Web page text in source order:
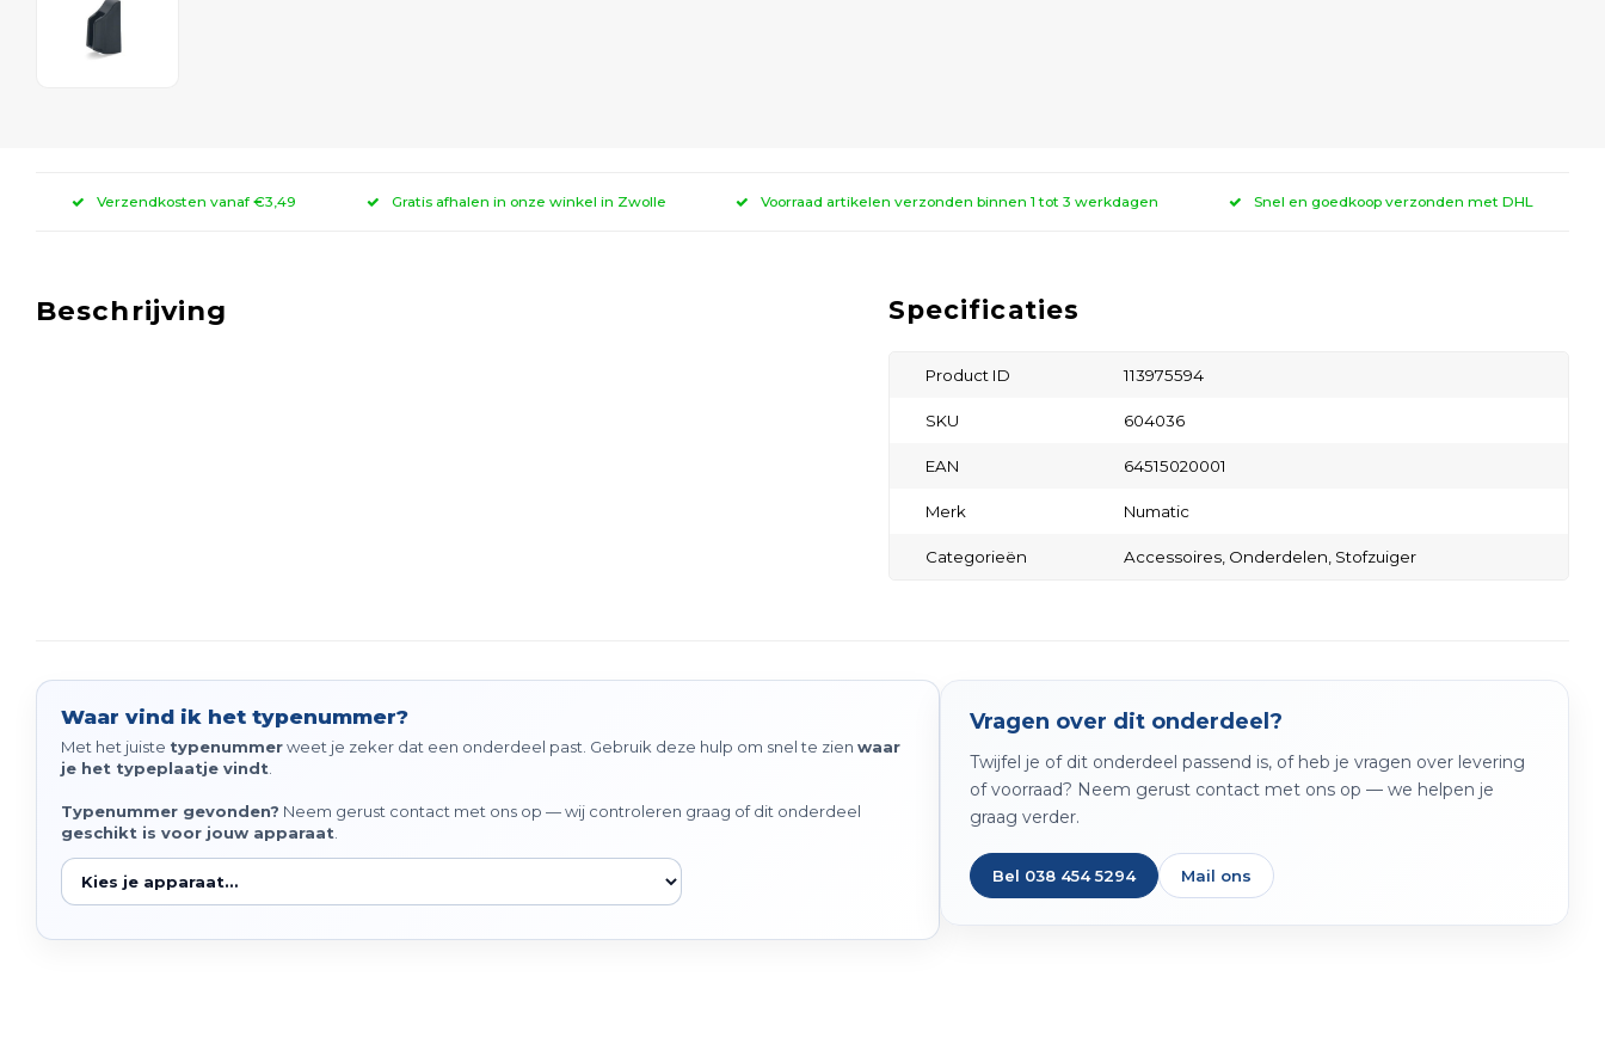
Verzendkosten vanaf €3,49 Gratis afhalen in onze winkel in Zwolle Voorraad artikelen verzonden binnen 1 tot 3 werkdagen Snel en goedkoop verzonden met DHL
Beschrijving Specificaties
Product ID 113975594
SKU 604036
EAN 64515020001
Merk Numatic
Categorieën Accessoires, Onderdelen, Stofzuiger
Waar vind ik het typenummer?
Met het juiste typenummerweet je zeker dat een onderdeel past. Gebruik deze hulp om snel te zien waar
je het typeplaatje vindt
Typenummer gevonden? Neem gerust contact met ons op — wij controleren graag of dit onderdeel
geschikt is voor jouw apparaat
Vragen over dit onderdeel?
Twijfel je of dit onderdeel passend is, of heb je vragen over levering
of voorraad? Neem gerust contact met ons op — we helpen je
graag verder.
Bel 038 454 5294 Mail ons